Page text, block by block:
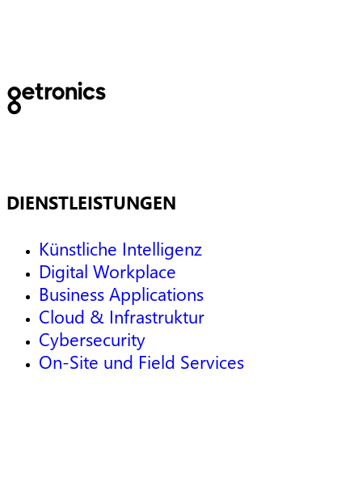
DIENSTLEISTUNGEN
Künstliche Intelligenz
Digital Workplace
Business Applications
Cloud & Infrastruktur
Cybersecurity
On-Site und Field Services